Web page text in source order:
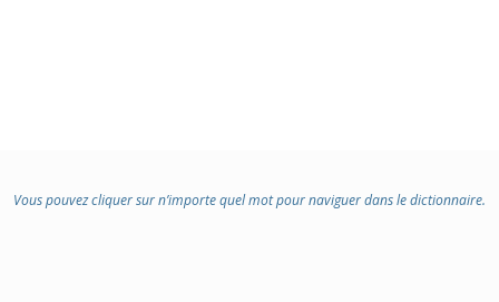
Vous pouvez cliquer sur n’importe quel mot pour naviguer dans le dictionnaire.